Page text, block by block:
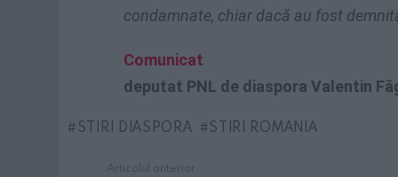
condamnate, chiar dacă au fost
Comunicat
deputat PNL de diaspora Valentin
STIRI DIASPORA STIRI ROMANIA
Articolul anterior